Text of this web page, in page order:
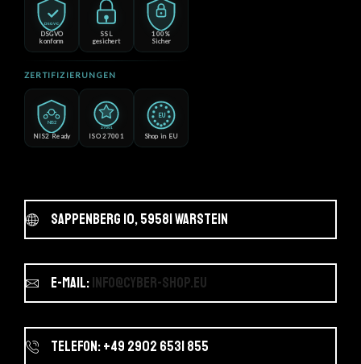
DSGVO
DSGVO
konform
SSL
gesichert
100%
Sicher
ZERTIFIZIERUNGEN
NIS2
NIS2 Ready
27001
ISO 27001
EU
Shop in EU
Sappenberg 10, 59581 Warstein
E-Mail:info@cyber-shop.eu
Telefon: +49 2902 6531 855